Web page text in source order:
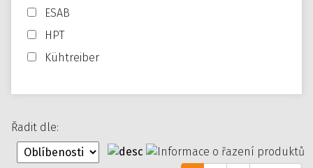
ESAB
HPT
Kühtreiber
Řadit dle: